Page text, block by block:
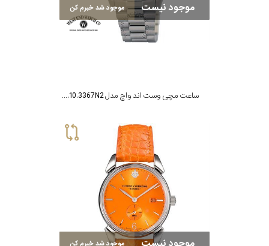
موجود نیست موجود شد خبرم کن
ساعت مچی وست اند واچ مدل 10W6828.10.3367N2
موجود شد خبرم کن